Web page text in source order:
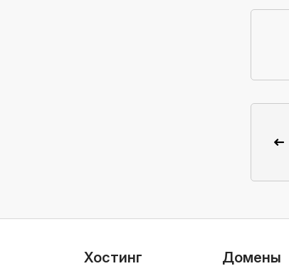
Хостинг Домены